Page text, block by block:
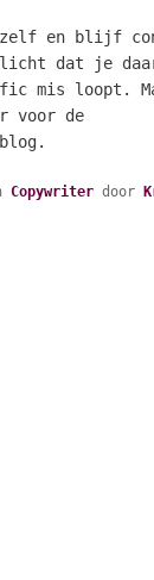
en blijf
dat je
mis loopt.
voor de
Copywriterdoor